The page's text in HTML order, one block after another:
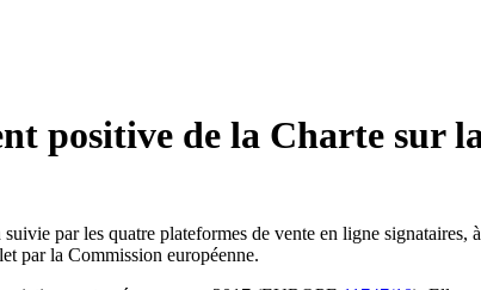
positive de la Charte sur
par les quatre plateformes de vente en ligne signataires,
par la Commission européenne.